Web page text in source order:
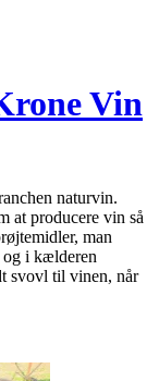
Vin
naturvin.
at producere vin så
man
og i kælderen
svovl til vinen, når